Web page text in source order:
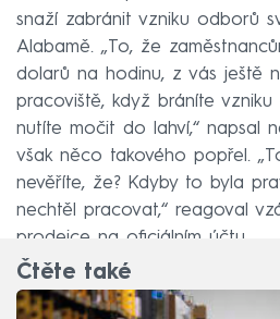
snaží zabránit vzniku odborů
Alabamě. „To, že
dolarů na hodinu, z vás ještě
pracoviště, když bráníte
nutíte močit do lahví,“ napsal
však něco takového popřel.
nevěříte, že? Kdyby to byla
nechtěl pracovat,“ reagoval
prodejce na oficiálním účtu.
Čtěte také